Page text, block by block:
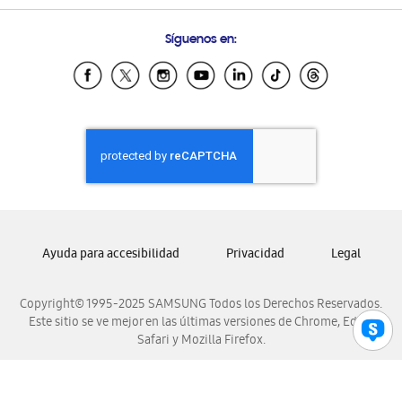
Samsung Ecuador
Samsung El Salvador
Samsung Honduras
Samsung Nicaragua
Samsung Panamá
Samsung Venezuela
Síguenos en:
Copyright© 1995-2025 SAMSUNG Todos los Derechos Reservados.
Este sitio se ve mejor en las últimas versiones de Chrome, Edge,
Safari y Mozilla Firefox.
Ayuda para accesibilidad Privacidad Legal